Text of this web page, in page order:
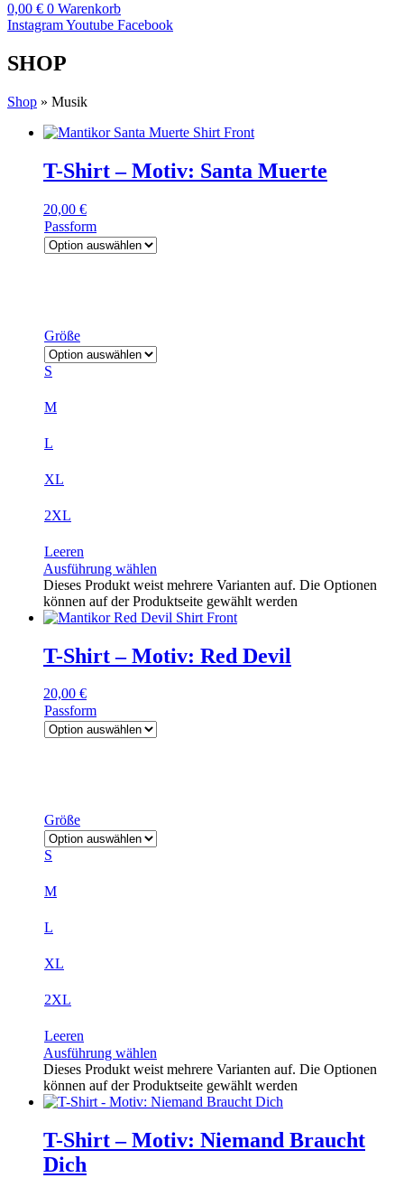
0,00 € 0 Warenkorb
InstagramYoutube Facebook
SHOP
Shop » Musik
T-Shirt – Motiv: Santa Muerte
20,00 €
Passform
Größe
S
M
L
XL
2XL
Leeren
Ausführung wählen
Dieses Produkt weist mehrere Varianten auf. Die Optionen
können auf der Produktseite gewählt werden
T-Shirt – Motiv: Red Devil
20,00 €
Passform
Größe
S
M
L
XL
2XL
Leeren
Ausführung wählen
Dieses Produkt weist mehrere Varianten auf. Die Optionen
können auf der Produktseite gewählt werden
T-Shirt – Motiv: Niemand Braucht
Dich